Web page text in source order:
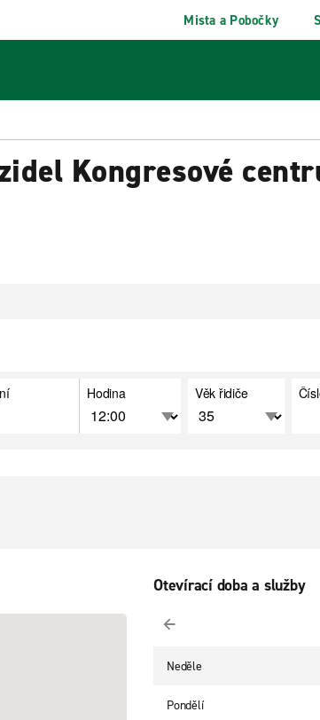
Mista a Pobočky
Kongresové
Hodina Věk řidiče
Otevírací doba a služby
Neděle
Pondělí